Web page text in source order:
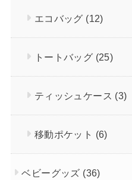
エコバッグ (12)
トートバッグ (25)
ティッシュケース (3)
移動ポケット (6)
ベビーグッズ (36)